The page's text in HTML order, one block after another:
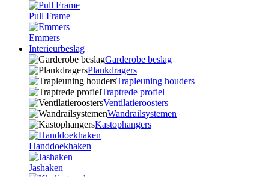
Pull Frame
Emmers
Interieurbeslag
Garderobe beslag
Plankdragers
Trapleuning houders
Traptrede profiel
Ventilatieroosters
Wandrailsystemen
Kastophangers
Handdoekhaken
Jashaken